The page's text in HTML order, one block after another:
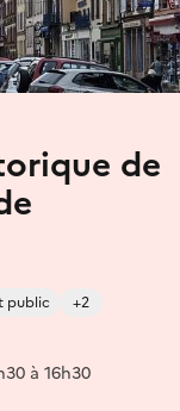
de
public +2
à 16h30